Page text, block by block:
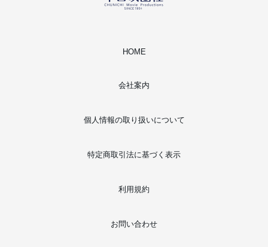
HOME
会社案内
個人情報の取り扱いについて
特定商取引法に基づく表示
利用規約
お問い合わせ